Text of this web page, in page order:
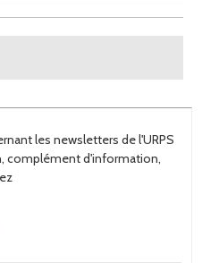
les newsletters de l'URPS
complément d'information,